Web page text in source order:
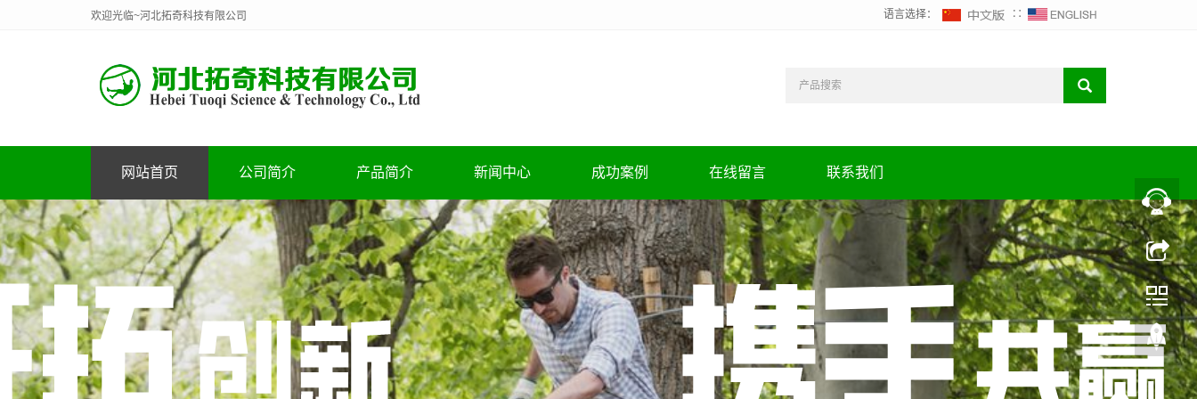
欢迎光临~河北拓奇科技有限公司 语言选择： ∷
网站首页 公司简介 产品简介 新闻中心 成功案例 在线留言 联系我们